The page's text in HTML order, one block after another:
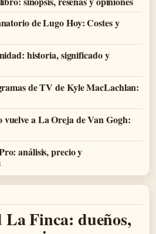
de Lugo Hoy: Costes y
historia, significado y
de TV de Kyle MacLachlan:
a La Oreja de Van Gogh:
análisis, precio y